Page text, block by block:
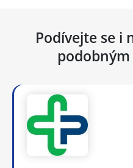
Podívejte se i